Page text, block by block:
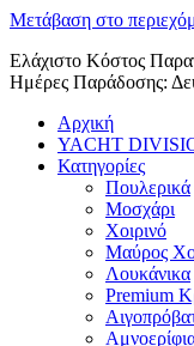
Μετάβαση στο
Ελάχιστο Κόστος
Ημέρες Παράδοσης:
Αρχική
YACHT
Κατηγορίες
Πουλερικά
Μοσχάρι
Χοιρινό
Μαύρος
Λουκάνικα
Premium